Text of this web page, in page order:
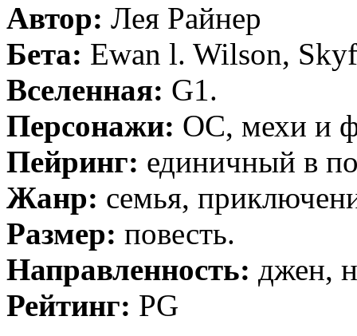
Автор: Лея Райнер
Бета: Ewan l. Wilson,
Вселенная: G1.
Персонажи: ОС, мехи и
Пейринг: единичный в
Жанр: семья,
Размер: повесть.
Направленность: джен,
Рейтинг: PG